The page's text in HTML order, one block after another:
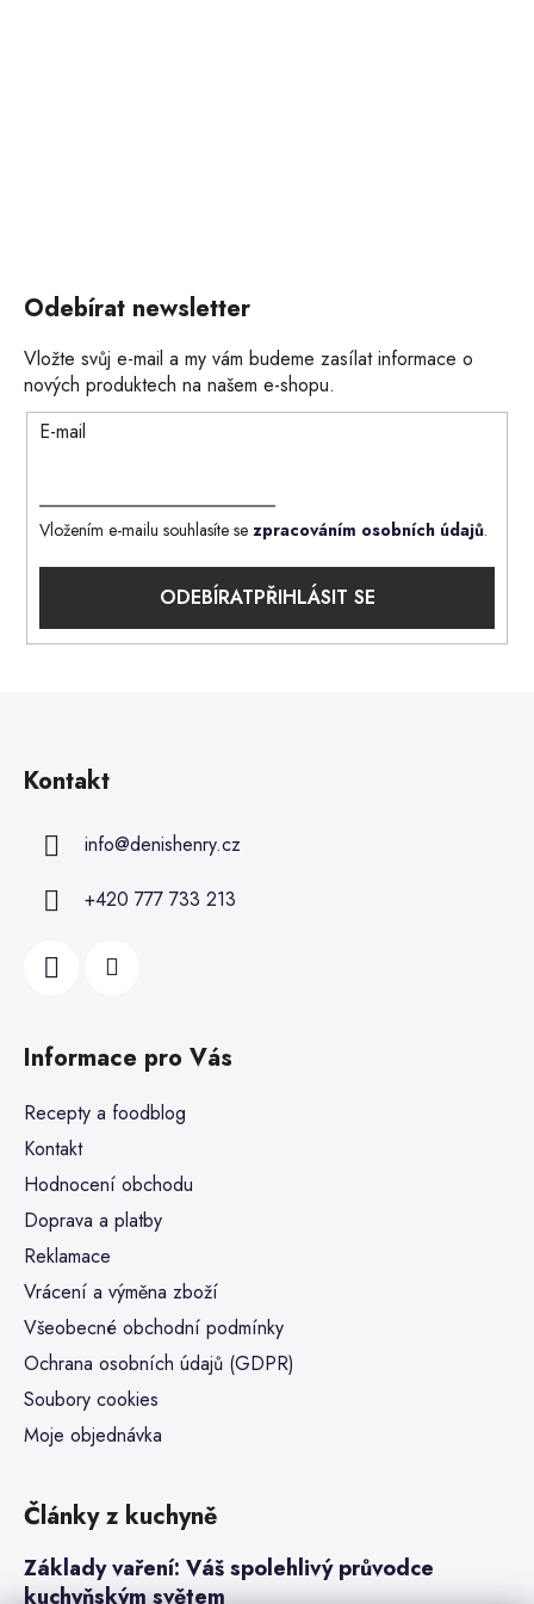
Odebírat newsletter
Vložte svůj e-mail a my vám budeme zasílat informace o
nových produktech na našem e-shopu.
E-mail
Vložením e-mailu souhlasíte se zpracováním osobních údajů.
PŘIHLÁSIT SE
Kontakt
info@denishenry.cz
+420 777 733 213
Informace pro Vás
Recepty a foodblog
Kontakt
Hodnocení obchodu
Doprava a platby
Reklamace
Vrácení a výměna zboží
Všeobecné obchodní podmínky
Ochrana osobních údajů (GDPR)
Soubory cookies
Moje objednávka
Články z kuchyně
Základy vaření: Váš spolehlivý průvodce
kuchyňským světem